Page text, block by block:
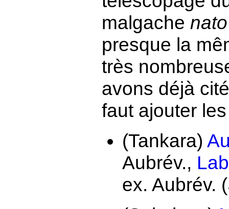
malgache nato
presque la
très
avons déjà
faut ajouter
(Tankara)
Aubrév.,
ex. Aubrév.